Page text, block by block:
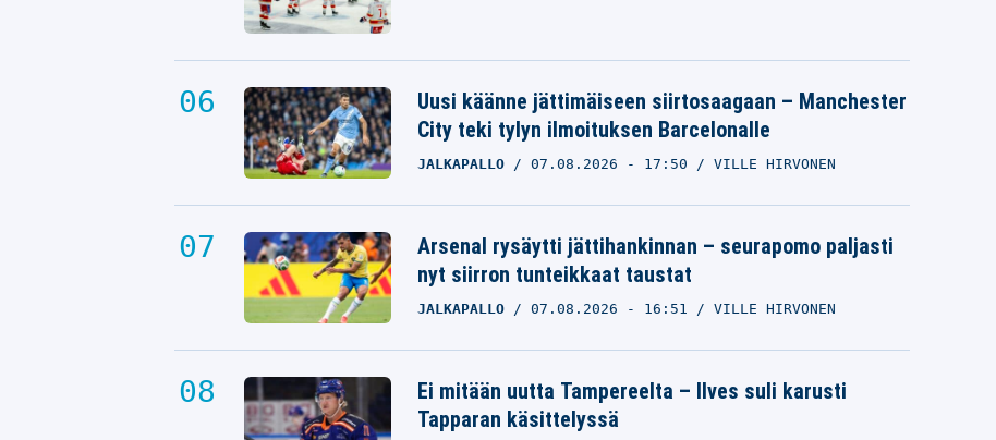
Uusi käänne jättimäiseen siirtosaagaan – Manchester
City teki tylyn ilmoituksen Barcelonalle
JALKAPALLO 07.08.2026 - 17:50 VILLE HIRVONEN
Arsenal rysäytti jättihankinnan – seurapomo paljasti
nyt siirron tunteikkaat taustat
JALKAPALLO 07.08.2026 - 16:51 VILLE HIRVONEN
Ei mitään uutta Tampereelta – Ilves suli karusti
Tapparan käsittelyssä